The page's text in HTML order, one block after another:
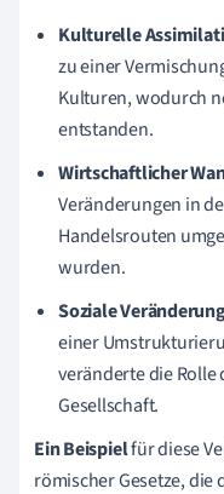
Kulturelle
zu einer
Kulturen, wodurch
entstanden.
Wirtschaftlicher
Veränderungen in
Handelsrouten
wurden.
Soziale
einer
veränderte die Rolle
Gesellschaft.
Ein Beispielfür diese
römischer Gesetze,